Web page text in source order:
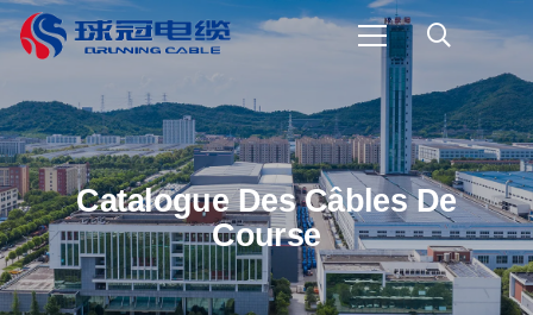
Catalogue Des Câbles De
Course